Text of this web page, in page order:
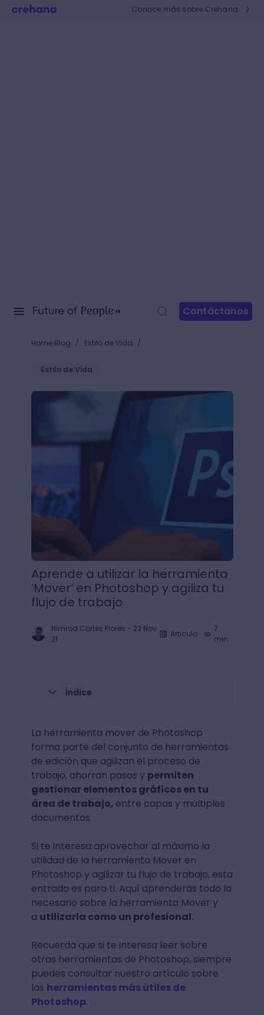
Conoce más sobre Crehana
Contáctanos
Home Blog / Estilo de Vida /
Estilo de Vida
Aprende a utilizar la herramienta ‘Mover’ en
Aprende a utilizar la herramienta
‘Mover’ en Photoshop y agiliza tu
flujo de trabajo
Nimrod Cortés Flores - 22 Nov
21
Articulo
7
min.
Índice
La herramienta mover de Photoshop
forma parte del conjunto de herramientas
de edición que agilizan el proceso de
trabajo, ahorran pasos y permiten
gestionar elementos gráficos en tu
área de trabajo, entre capas y múltiples
documentos.
Si te interesa aprovechar al máximo la
utilidad de la herramienta Mover en
Photoshop y agilizar tu flujo de trabajo, esta
entrada es para ti. Aquí aprenderás todo lo
necesario sobre la herramienta Mover y
a utilizarla como un profesional.
Recuerda que si te interesa leer sobre
otras herramientas de Photoshop, siempre
puedes consultar nuestro artículo sobre
las herramientas más útiles de
Photoshop.